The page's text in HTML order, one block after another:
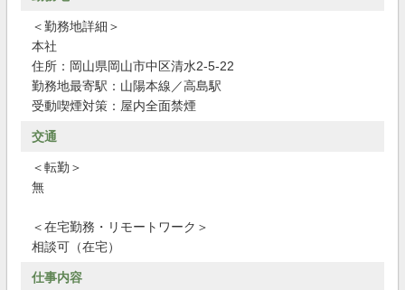
＜勤務地詳細＞
本社
住所：岡山県岡山市中区清水2-5-22
勤務地最寄駅：山陽本線／高島駅
受動喫煙対策：屋内全面禁煙
交通
＜転勤＞
無
＜在宅勤務・リモートワーク＞
相談可（在宅）
仕事内容